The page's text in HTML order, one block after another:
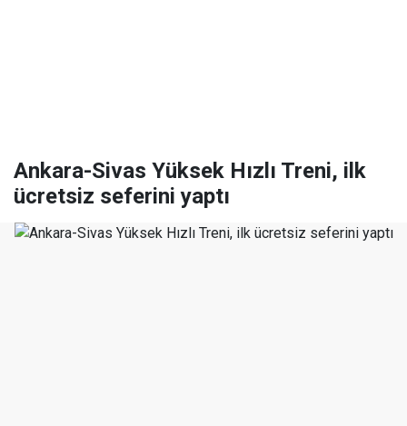
Ankara-Sivas Yüksek Hızlı Treni, ilk
ücretsiz seferini yaptı